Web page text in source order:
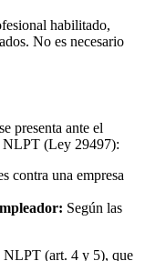
habilitado,
No es necesario
presenta ante el
NLPT (Ley 29497):
contra una empresa
Según las
NLPT (art. 4 y 5), que